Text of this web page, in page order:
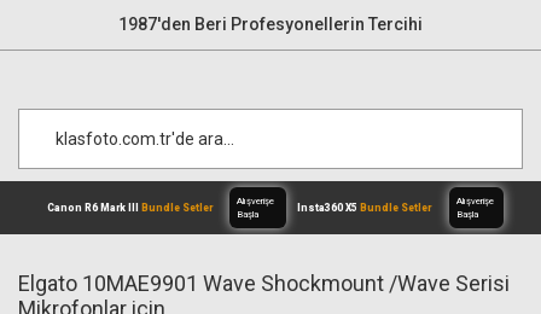
1987'den Beri Profesyonellerin Tercihi
Elgato 10MAE9901 Wave Shockmount /Wave Serisi
Mikrofonlar için